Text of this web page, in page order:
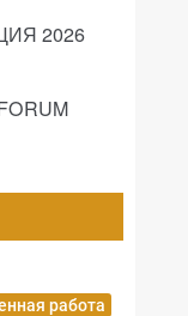
2026
работа